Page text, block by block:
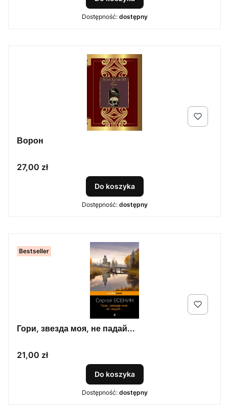
Dostępność: dostępny
Ворон
Cena
27,00 zł
Do koszyka
Dostępność: dostępny
Bestseller
Гори, звезда моя, не падай...
Cena
21,00 zł
Do koszyka
Dostępność: dostępny